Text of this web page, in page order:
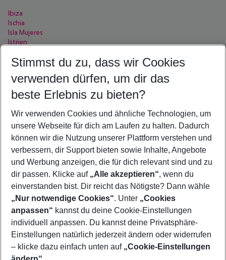
Ibiza
Ischia
Isla Mujeres
Istrien
-Städte
Ialysos
Illetas
Imerovigli
Incekum
Islantilla
Istanbul
Ixia
Izmir
Footer
Footer navigation
Über uns
AGB
Bestpreisgarantie
Stimmst du zu, dass wir Cookies
verwenden dürfen, um dir das
beste Erlebnis zu bieten?
Wir verwenden Cookies und ähnliche Technologien, um
unsere Webseite für dich am Laufen zu halten. Dadurch
können wir die Nutzung unserer Plattform verstehen und
verbessern, dir Support bieten sowie Inhalte, Angebote
und Werbung anzeigen, die für dich relevant sind und zu
dir passen. Klicke auf „Alle akzeptieren“, wenn du
einverstanden bist. Dir reicht das Nötigste? Dann wähle
„Nur notwendige Cookies“. Unter „Cookies
anpassen“ kannst du deine Cookie-Einstellungen
individuell anpassen. Du kannst deine Privatsphäre-
Einstellungen natürlich jederzeit ändern oder widerrufen
– klicke dazu einfach unten auf „Cookie-Einstellungen